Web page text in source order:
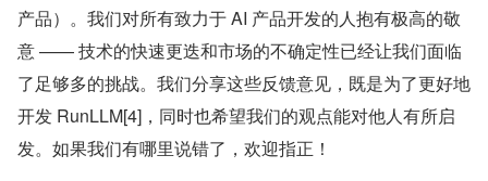
产品）。我们对所有致力于 AI 产品开发的人抱有极高的敬
意 —— 技术的快速更迭和市场的不确定性已经让我们面临
了足够多的挑战。我们分享这些反馈意见，既是为了更好地
开发 RunLLM[4]，同时也希望我们的观点能对他人有所启
发。如果我们有哪里说错了，欢迎指正！